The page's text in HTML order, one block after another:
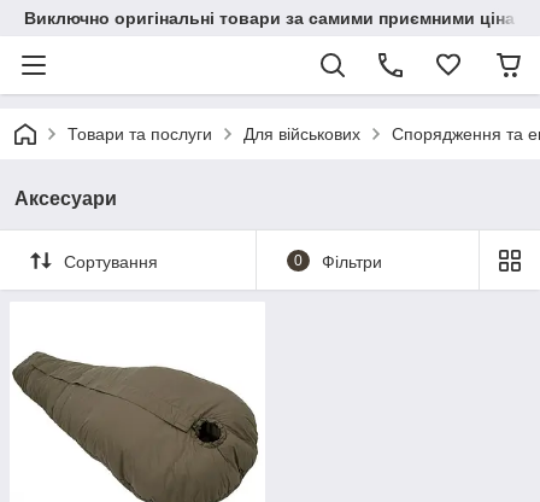
Виключно оригінальні товари за самими приємними
Товари та послуги Для військових Спорядження та
Аксесуари
Сортування 0 Фільтри